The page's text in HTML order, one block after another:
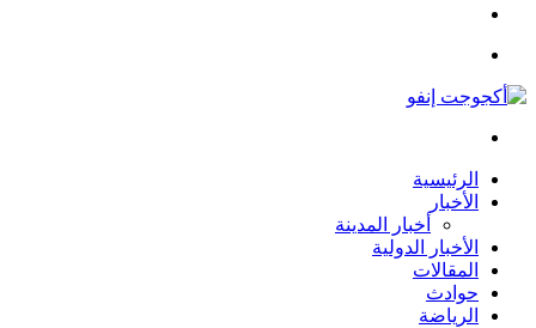
الرئيسية
الأخبار
أخبار المدينة
الأخبار الدولية
المقالات
حوادث
الرياضة